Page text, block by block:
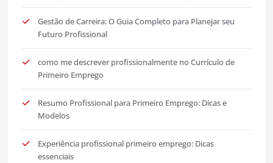
Gestão de Carreira: O Guia Completo para Planejar seu
Futuro Profissional
como me descrever profissionalmente no Currículo de
Primeiro Emprego
Resumo Profissional para Primeiro Emprego: Dicas e
Modelos
Experiência profissional primeiro emprego: Dicas
essenciais